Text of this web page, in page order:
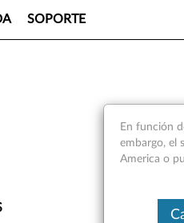
SOPORTE
En función
embargo, el
America o